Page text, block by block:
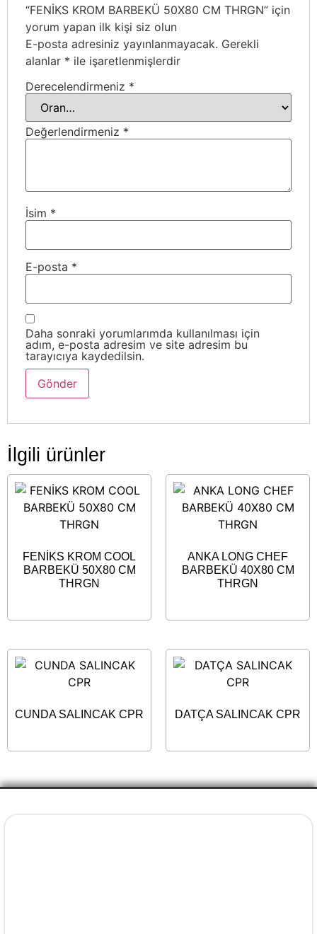
“FENİKS KROM BARBEKÜ 50X80 CM THRGN” için
yorum yapan ilk kişi siz olun
E-posta adresiniz yayınlanmayacak. Gerekli
alanlar * ile işaretlenmişlerdir
Derecelendirmeniz *
Değerlendirmeniz *
İsim *
E-posta *
Daha sonraki yorumlarımda kullanılması için
adım, e-posta adresim ve site adresim bu
tarayıcıya kaydedilsin.
İlgili ürünler
FENİKS KROM COOL
BARBEKÜ 50X80 CM
THRGN
ANKA LONG CHEF
BARBEKÜ 40X80 CM
THRGN
CUNDA SALINCAK CPR DATÇA SALINCAK CPR